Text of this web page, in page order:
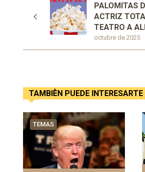
octubre de 2025
PALOMITAS
ACTRIZ
TEATRO A
TAMBIÈN PUEDE INTERESARTE
TEMAS